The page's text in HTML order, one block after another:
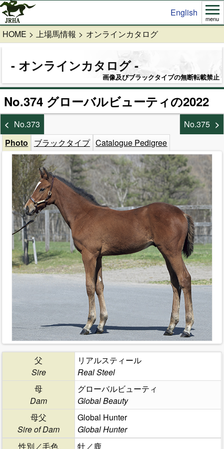
English
menu
HOME 上場馬情報 オンラインカタログ
オンラインカタログ
画像及びブラックタイプの無断転載禁止
No.374 グローバルビューティの2022
No.373
No.375
Photo
ブラックタイプ Catalogue Pedigree
父
Sire
リアルスティール
Real Steel
母
Dam
グローバルビューティ
Global Beauty
母父
Sire of Dam
Global Hunter
Global Hunter
性別／毛色
牡／鹿